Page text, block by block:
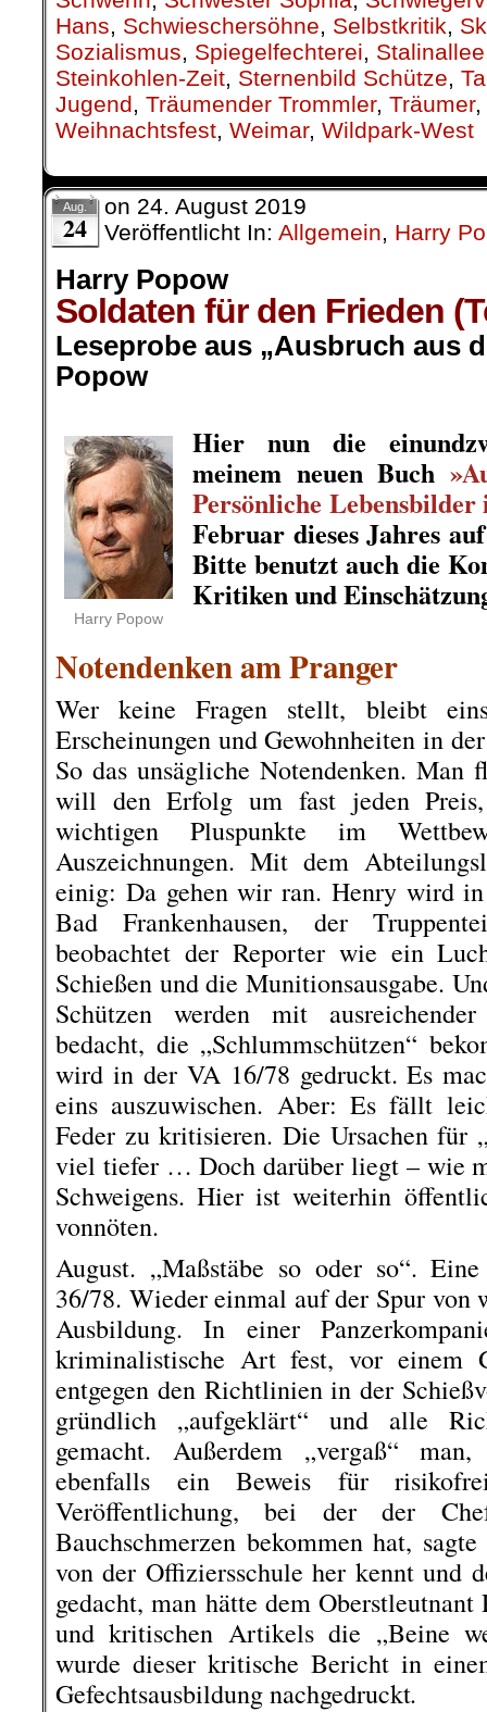
Hans, Schwieschersöhne, Selbstkritik,
Sozialismus, Spiegelfechterei, Stalinallee
Steinkohlen-Zeit, Sternenbild Schütze,
Jugend, Träumender Trommler, Träumer,
Weihnachtsfest, Weimar, Wildpark-West
Aug.
24
on 24. August 2019
Veröffentlicht In: Allgemein, Harry
Harry Popow
Soldaten für den Frieden
Leseprobe aus „Ausbruch aus
Popow
Harry Popow
Hier nun die
meinem neuen Buch
Persönliche
Februar dieses Jahres
Bitte benutzt auch die
Kritiken und
Notendenken am Pranger
Wer keine Fragen stellt, bleibt
Erscheinungen und Gewohnheiten in
So das unsägliche Notendenken. Man
will den Erfolg um fast jeden
wichtigen Pluspunkte im
Auszeichnungen. Mit dem
einig: Da gehen wir ran. Henry wird
Bad Frankenhausen, der
beobachtet der Reporter wie ein
Schießen und die Munitionsausgabe.
Schützen werden mit
bedacht, die „Schlummschützen“
wird in der VA 16/78 gedruckt. Es
eins auszuwischen. Aber: Es fällt
Feder zu kritisieren. Die Ursachen für
viel tiefer … Doch darüber liegt – wie
Schweigens. Hier ist weiterhin
vonnöten.
August. „Maßstäbe so oder so“.
36/78. Wieder einmal auf der Spur
Ausbildung. In einer
kriminalistische Art fest, vor einem
entgegen den Richtlinien in der
gründlich „aufgeklärt“ und alle
gemacht. Außerdem „vergaß“
ebenfalls ein Beweis für
Veröffentlichung, bei der der
Bauchschmerzen bekommen hat,
von der Offiziersschule her kennt und
gedacht, man hätte dem Oberstleutnant
und kritischen Artikels die „Beine
wurde dieser kritische Bericht in
Gefechtsausbildung nachgedruckt.